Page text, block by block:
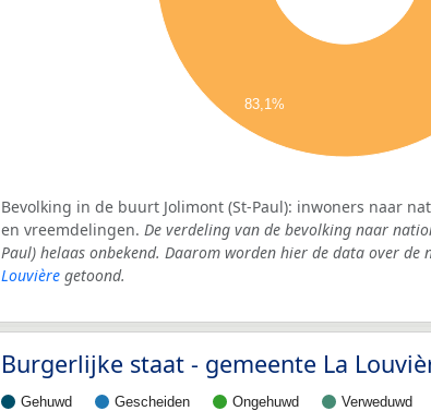
83,1%
Bevolking in de buurt Jolimont (St-Paul): inwoners naar
en vreemdelingen. De verdeling van de bevolking naar
Paul) helaas onbekend. Daarom worden hier de data over
Louvière getoond.
Burgerlijke staat - gemeente La
Gehuwd Gescheiden Ongehuwd Verweduwd